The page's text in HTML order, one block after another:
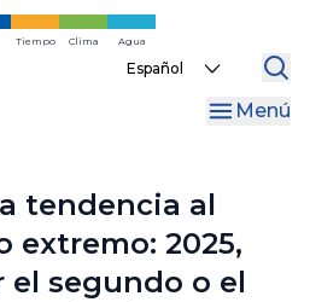
Tiempo Clima Agua
Select
Menú
tendencia al
extremo: 2025,
el segundo o el